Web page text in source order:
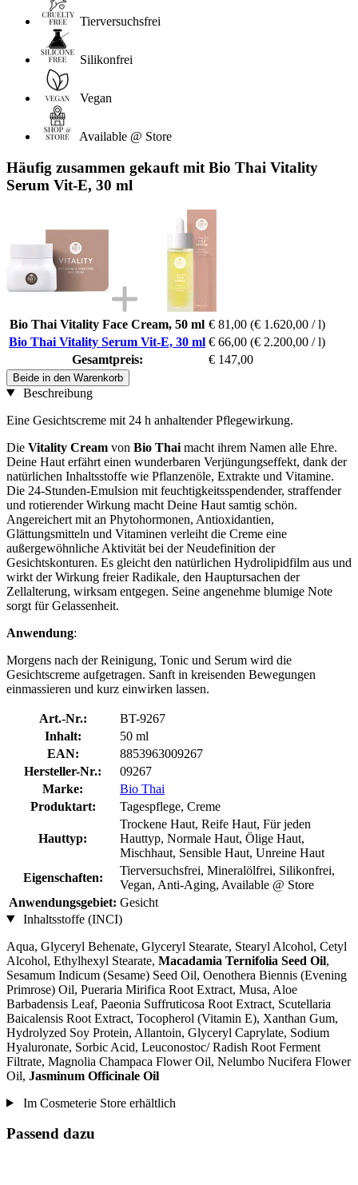
Tierversuchsfrei
Silikonfrei
Vegan
Available @ Store
Häufig zusammen gekauft mit Bio Thai Vitality
Serum Vit-E, 30 ml
Bio Thai Vitality Face Cream, 50 ml € 81,00 (€ 1.620,00 / l)
Bio Thai Vitality Serum Vit-E, 30 ml € 66,00 (€ 2.200,00 / l)
Gesamtpreis:
€ 147,00
Beide in den Warenkorb
Beschreibung
Eine Gesichtscreme mit 24 h anhaltender Pflegewirkung.
Die Vitality Cream von Bio Thai macht ihrem Namen alle Ehre.
Deine Haut erfährt einen wunderbaren Verjüngungseffekt, dank der
natürlichen Inhaltsstoffe wie Pflanzenöle, Extrakte und Vitamine.
Die 24-Stunden-Emulsion mit feuchtigkeitsspendender, straffender
und rotierender Wirkung macht Deine Haut samtig schön.
Angereichert mit an Phytohormonen, Antioxidantien,
Glättungsmitteln und Vitaminen verleiht die Creme eine
außergewöhnliche Aktivität bei der Neudefinition der
Gesichtskonturen. Es gleicht den natürlichen Hydrolipidfilm aus und
wirkt der Wirkung freier Radikale, den Hauptursachen der
Zellalterung, wirksam entgegen. Seine angenehme blumige Note
sorgt für Gelassenheit.
Anwendung:
Morgens nach der Reinigung, Tonic und Serum wird die
Gesichtscreme aufgetragen. Sanft in kreisenden Bewegungen
einmassieren und kurz einwirken lassen.
Art.-Nr.:
BT-9267
Inhalt:
50 ml
EAN:
8853963009267
Hersteller-Nr.:
09267
Marke:
Bio Thai
Produktart:
Tagespflege, Creme
Hauttyp:
Trockene Haut, Reife Haut, Für jeden
Hauttyp, Normale Haut, Ölige Haut,
Mischhaut, Sensible Haut, Unreine Haut
Eigenschaften:
Tierversuchsfrei, Mineralölfrei, Silikonfrei,
Vegan, Anti-Aging, Available @ Store
Anwendungsgebiet: Gesicht
Inhaltsstoffe (INCI)
Aqua, Glyceryl Behenate, Glyceryl Stearate, Stearyl Alcohol, Cetyl
Alcohol, Ethylhexyl Stearate, Macadamia Ternifolia Seed Oil,
Sesamum Indicum (Sesame) Seed Oil, Oenothera Biennis (Evening
Primrose) Oil, Pueraria Mirifica Root Extract, Musa, Aloe
Barbadensis Leaf, Paeonia Suffruticosa Root Extract, Scutellaria
Baicalensis Root Extract, Tocopherol (Vitamin E), Xanthan Gum,
Hydrolyzed Soy Protein, Allantoin, Glyceryl Caprylate, Sodium
Hyaluronate, Sorbic Acid, Leuconostoc/ Radish Root Ferment
Filtrate, Magnolia Champaca Flower Oil, Nelumbo Nucifera Flower
Oil, Jasminum Officinale Oil
Im Cosmeterie Store erhältlich
Passend dazu